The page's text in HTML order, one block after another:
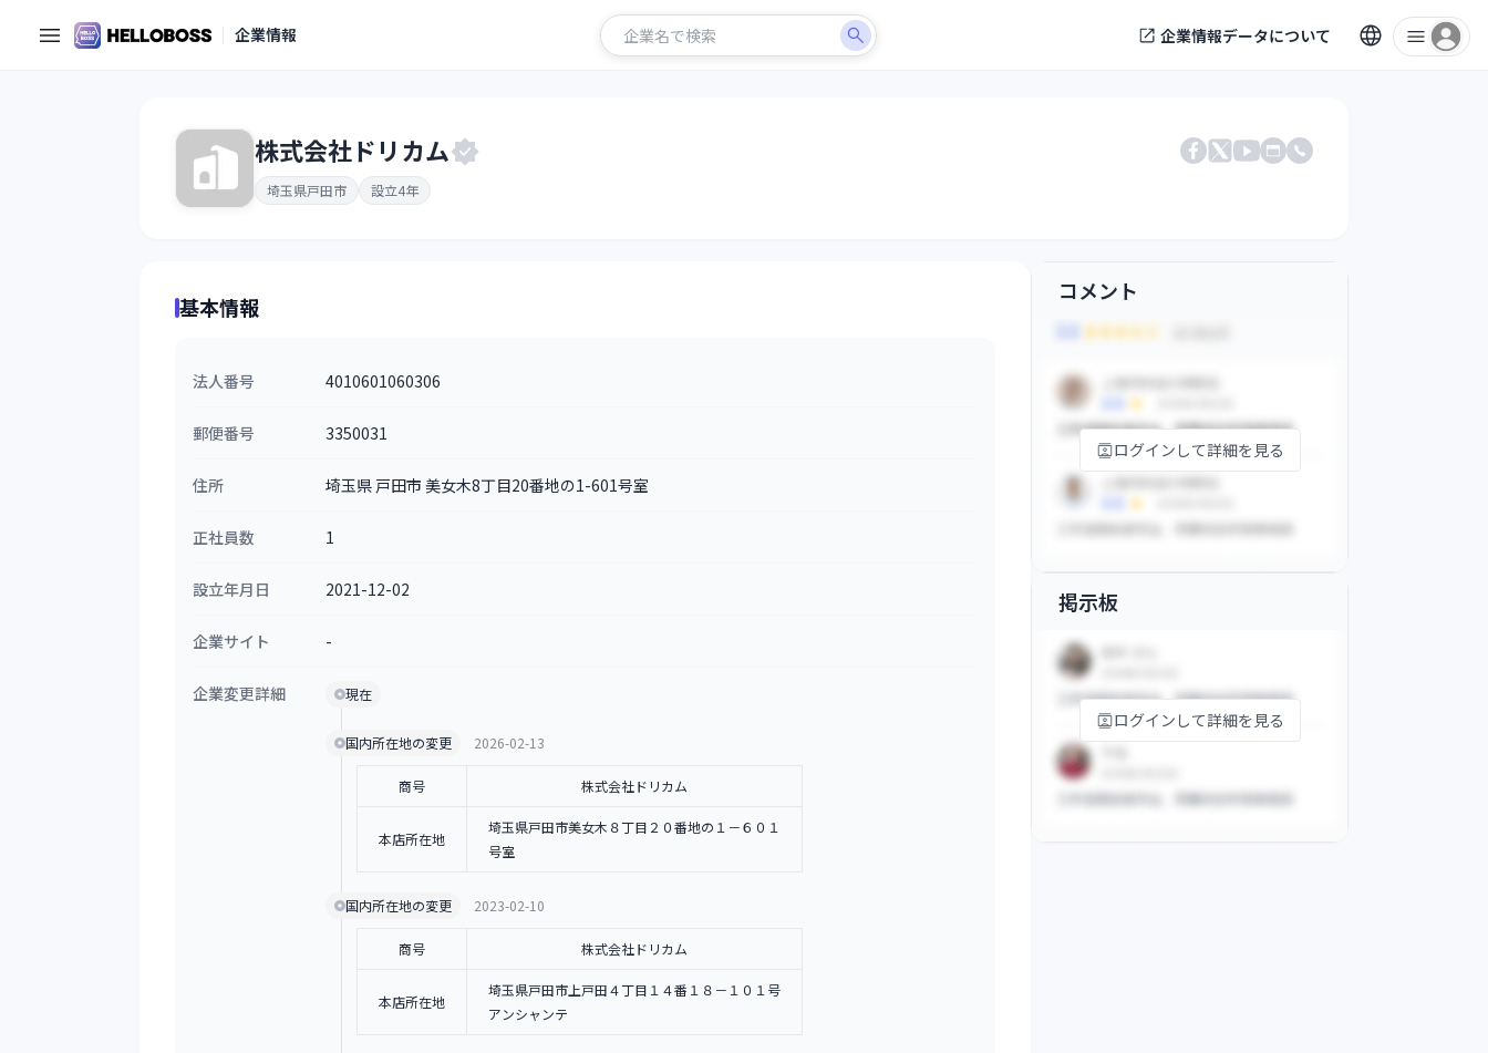
企業情報 企業情報データについて
株式会社ドリカム
埼玉県戸田市 設立4年
Facebook
X YouTube
公式サイト
電話番号
基本情報
法人番号 4010601060306
郵便番号 3350031
住所 埼玉県 戸田市 美女木8丁目20番地の1-601号室
正社員数 1
設立年月日 2021-12-02
企業サイト -
企業変更詳細 現在
国内所在地の変更 2026-02-13
商号 株式会社ドリカム
本店所在地
埼玉県戸田市美女木８丁目２０番地の１－６０１
号室
国内所在地の変更 2023-02-10
商号 株式会社ドリカム
本店所在地
埼玉県戸田市上戸田４丁目１４番１８－１０１号
アンシャンテ
コメント
ログインして詳細を見る
掲示板
ログインして詳細を見る